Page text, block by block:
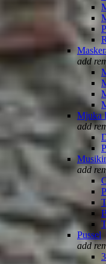
add
Mjuka
add
add
Pussel
add